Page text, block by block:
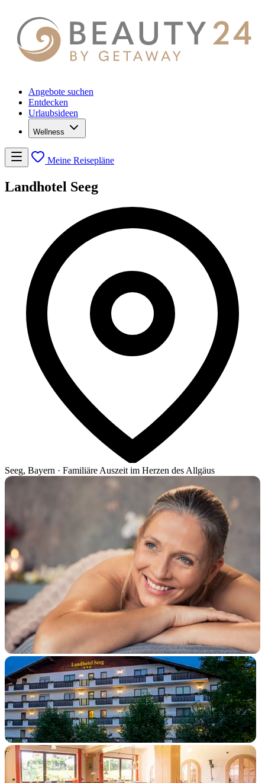
Angebote suchen
Entdecken
Urlaubsideen
Wellness
Meine Reisepläne
Landhotel Seeg
Seeg, Bayern · Familiäre Auszeit im Herzen des Allgäus